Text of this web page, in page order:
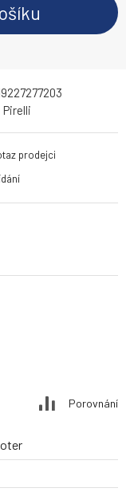
Pirelli
prodejci
Porovnání